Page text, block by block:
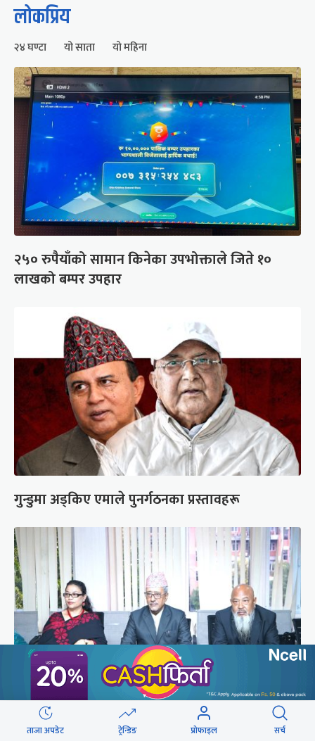
लोकप्रिय
२४ घण्टा यो साता यो महिना
२५० रुपैयाँको सामान किनेका उपभोक्ताले जिते १०
लाखको बम्पर उपहार
गुन्डुमा अड्किए एमाले पुनर्गठनका प्रस्तावहरू
प्रज्ञाका तीन कुलपतिको शपथ (तस्वीरहरू)
ताजा अपडेट ट्रेन्डिङ प्रोफाइल सर्च